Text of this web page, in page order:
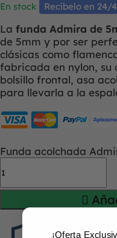
En stock Recíbelo en 24/
La funda Admira de
de 5mm y por ser
clásicas como
fabricada en nylon, su
bolsillo frontal, asa
para llevarla a la
Funda acolchada
¡Oferta